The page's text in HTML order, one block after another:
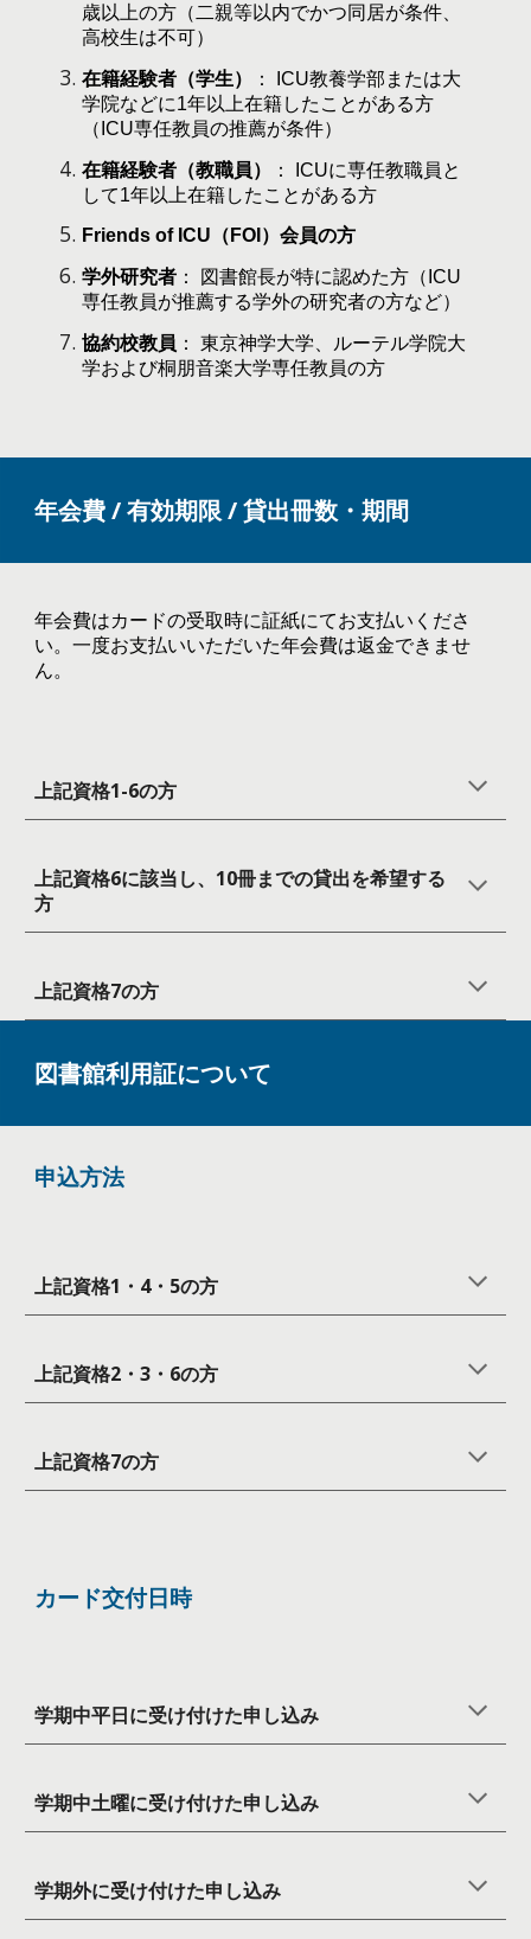
歳以上の方（二親等以内でかつ同居が条件、
高校生は不可）
在籍経験者（学生）
： ICU教養学部または大
学院などに1年以上在籍したことがある方
（ICU専任教員の推薦が条件）
在籍経験者（教職員）
： ICUに専任教職員と
して1年以上在籍したことがある方
Friends of ICU（FOI）会員の方
学外研究者 ： 図書館長が特に認めた方（ICU
専任教員が推薦する学外の研究者の方など）
協約校教員 ： 東京神学大学、ルーテル学院大
学および桐朋音楽大学専任教員の方
年会費 / 有効期限/貸出冊数・期間
年会費はカードの受取時に証紙にてお支払いくださ
い。一度お支払いいただいた年会費は返金できませ
ん。
上記資格1-6の方
上記資格6に該当し、10冊までの貸出を希望する
方
上記資格7の方
図書館利用証について
申込方法
上記資格1 ・4・5の方
上記資格2・3・6の方
上記資格7の方
カード交付日時
学期中平日に受け付けた申し込み
学期中土曜に受け付けた申し込み
学期外に受け付けた申し込み